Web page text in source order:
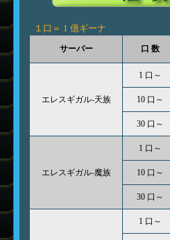
１口＝ 1 億ギーナ
サーバー 口 数
エレスギガル-天族
1 口～
10 口～
30 口～
エレスギガル-魔族
1 口～
10 口～
30 口～
1 口～